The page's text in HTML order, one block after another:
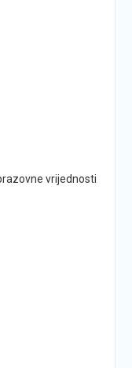
vrijednosti